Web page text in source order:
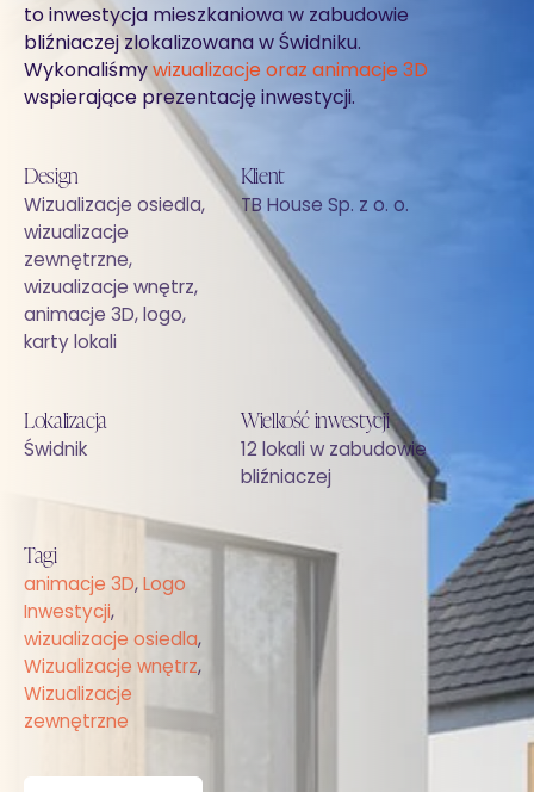
to inwestycja mieszkaniowa w zabudowie
bliźniaczej zlokalizowana w Świdniku.
Wykonaliśmy wizualizacje oraz animacje 3D
wspierające prezentację inwestycji.
Design
Wizualizacje osiedla,
wizualizacje
zewnętrzne,
wizualizacje wnętrz,
animacje 3D, logo,
karty lokali
Klient
TB House Sp. z o. o.
Lokalizacja
Świdnik
Wielkość inwestycji
12 lokali w zabudowie
bliźniaczej
Tagi
animacje 3D, Logo
Inwestycji ,
wizualizacje osiedla,
Wizualizacje wnętrz,
Wizualizacje
zewnętrzne